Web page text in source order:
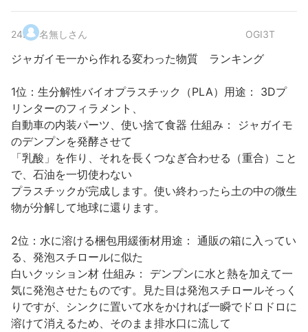
24. 名無しさん OGI3T
ジャガイモ一から作れる変わった物質 ランキング
1位：生分解性バイオプラスチック（PLA）用途： 3Dプ
リンターのフィラメント、
自動車の内装パーツ、使い捨て食器 仕組み： ジャガイモ
のデンプンを発酵させて
「乳酸」を作り、それを長くつなぎ合わせる（重合）こと
で、石油を一切使わない
プラスチックが完成します。使い終わったら土の中の微生
物が分解して地球に還ります。
2位：水に溶ける梱包用緩衝材用途： 通販の箱に入ってい
る、発泡スチロールに似た
白いクッション材 仕組み： デンプンに水と熱を加えて一
気に発泡させたものです。見た目は発泡スチロールそっく
りですが、シンクに置いて水をかければ一瞬でドロドロに
溶けて消えるため、そのまま排水口に流して